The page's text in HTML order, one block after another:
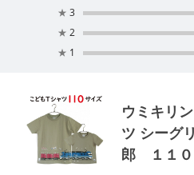
★ 3
★ 2
★ 1
ウミキリ
ツ シーグ
郎 １１０